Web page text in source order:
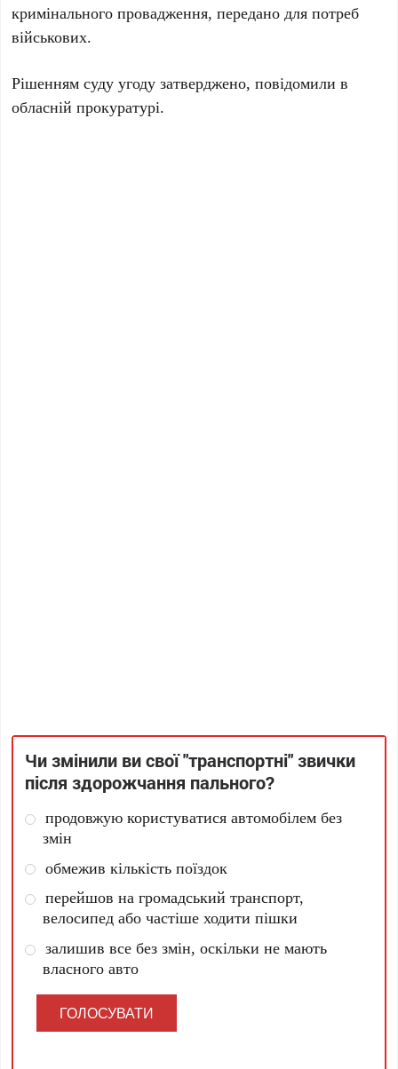
кримінального провадження, передано для потреб
військових.
Рішенням суду угоду затверджено, повідомили в
обласній прокуратурі.
Чи змінили ви свої "транспортні" звички
після здорожчання пального?
продовжую користуватися автомобілем без
змін
обмежив кількість поїздок
перейшов на громадський транспорт,
велосипед або частіше ходити пішки
залишив все без змін, оскільки не мають
власного авто